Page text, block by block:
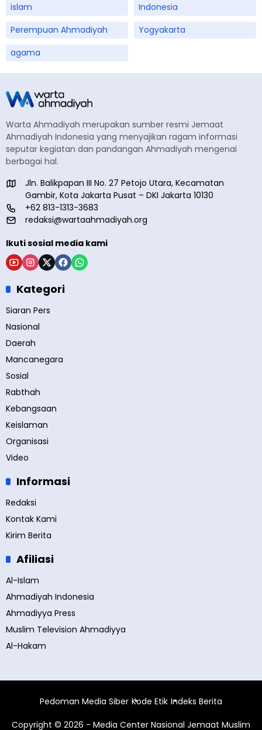
islam
Indonesia
Perempuan Ahmadiyah
Yogyakarta
agama
Warta Ahmadiyah merupakan sumber resmi Jemaat
Ahmadiyah Indonesia yang menyajikan ragam informasi
seputar kegiatan dan pandangan Ahmadiyah mengenai
berbagai hal.
Jln. Balikpapan III No. 27 Petojo Utara, Kecamatan
Gambir, Kota Jakarta Pusat – DKI Jakarta 10130
+62 813-1313-3683
redaksi@wartaahmadiyah.org
Ikuti sosial media kami
Kategori
Siaran Pers
Nasional
Daerah
Mancanegara
Sosial
Rabthah
Kebangsaan
Keislaman
Organisasi
Video
Informasi
Redaksi
Kontak Kami
Kirim Berita
Afiliasi
Al-Islam
Ahmadiyah Indonesia
Ahmadiyya Press
Muslim Television Ahmadiyya
Al-Hakam
Pedoman Media Siber Kode Etik Indeks Berita
Copyright © 2026 - Media Center Nasional Jemaat Muslim